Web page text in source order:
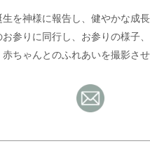
を神様に報告し、健やかな成
お参りに同行し、お参りの様子
ちゃんとのふれあいを撮影させ